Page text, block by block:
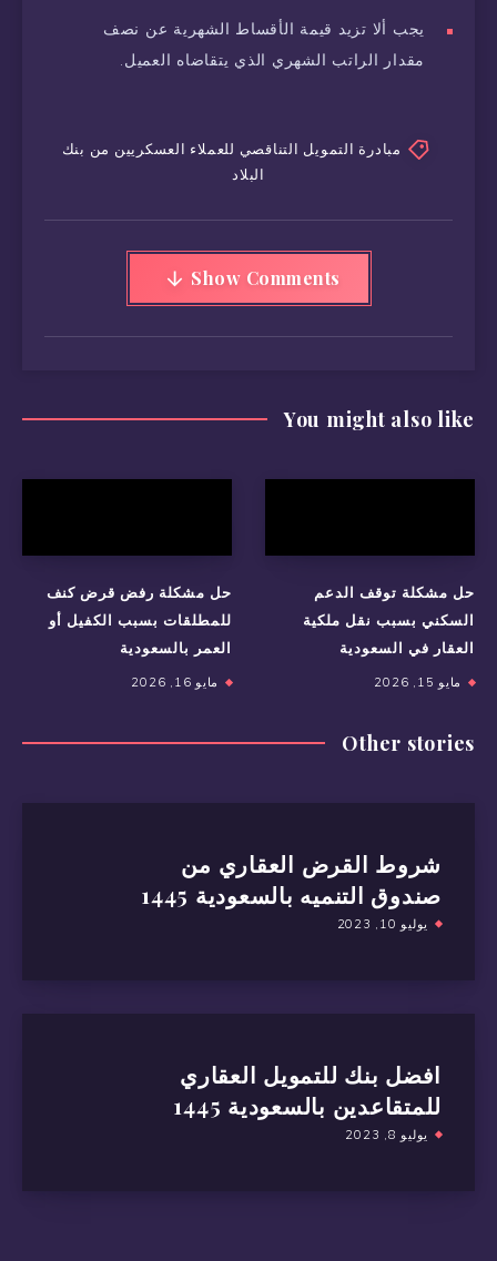
يجب ألا تزيد قيمة الأقساط الشهرية عن نصف
مقدار الراتب الشهري الذي يتقاضاه العميل.
مبادرة التمويل التناقصي للعملاء العسكريين من بنك
البلاد
Show Comments
You might also like
حل مشكلة رفض قرض كنف
للمطلقات بسبب الكفيل أو
العمر بالسعودية
مايو 16, 2026
حل مشكلة توقف الدعم
السكني بسبب نقل ملكية
العقار في السعودية
مايو 15, 2026
Other stories
شروط القرض العقاري من
صندوق التنميه بالسعودية 1445
يوليو 10, 2023
افضل بنك للتمويل العقاري
للمتقاعدين بالسعودية 1445
يوليو 8, 2023